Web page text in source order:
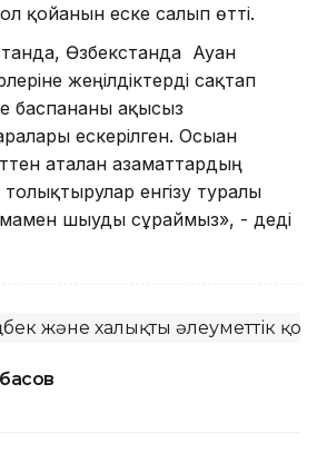
қойғанын еске салып өтті.
Өзбекстанда Ауған
жеңілдіктерді сақтап
баспананы ақысыз
ескерілген. Осыған
аталған азаматтардың
енгізу туралы
шығуды сұраймыз», - деді
және халықты әлеуметтік